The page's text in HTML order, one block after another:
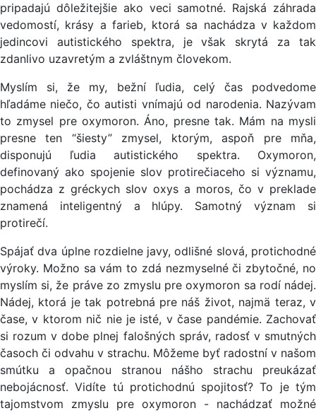
pripadajú dôležitejšie ako veci samotné. Rajská záhrada
vedomostí, krásy a farieb, ktorá sa nachádza v každom
jedincovi autistického spektra, je však skrytá za tak
zdanlivo uzavretým a zvláštnym človekom.
Myslím si, že my, bežní ľudia, celý čas podvedome
hľadáme niečo, čo autisti vnímajú od narodenia. Nazývam
to zmysel pre oxymoron. Áno, presne tak. Mám na mysli
presne ten “šiesty” zmysel, ktorým, aspoň pre mňa,
disponujú ľudia autistického spektra. Oxymoron,
definovaný ako spojenie slov protirečiaceho si významu,
pochádza z gréckych slov oxys a moros, čo v preklade
znamená inteligentný a hlúpy. Samotný význam si
protirečí.
Spájať dva úplne rozdielne javy, odlišné slová, protichodné
výroky. Možno sa vám to zdá nezmyselné či zbytočné, no
myslím si, že práve zo zmyslu pre oxymoron sa rodí nádej.
Nádej, ktorá je tak potrebná pre náš život, najmä teraz, v
čase, v ktorom nič nie je isté, v čase pandémie. Zachovať
si rozum v dobe plnej falošných správ, radosť v smutných
časoch či odvahu v strachu. Môžeme byť radostní v našom
smútku a opačnou stranou nášho strachu preukázať
nebojácnosť. Vidíte tú protichodnú spojitosť? To je tým
tajomstvom zmyslu pre oxymoron - nachádzať možné